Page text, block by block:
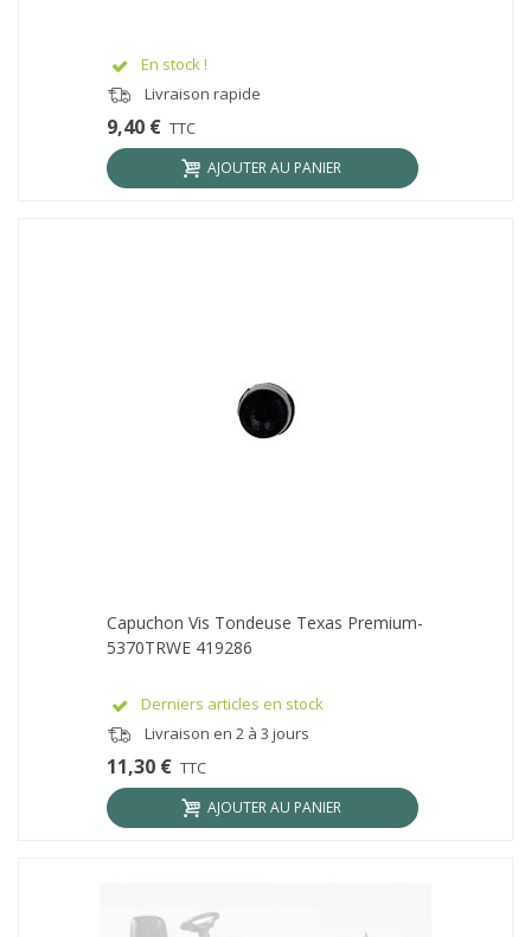
En stock !
Livraison rapide
9,40 € TTC
AJOUTER AU PANIER
Capuchon Vis Tondeuse Texas Premium-
5370TRWE 419286
Derniers articles en stock
Livraison en 2 à 3 jours
11,30 € TTC
AJOUTER AU PANIER